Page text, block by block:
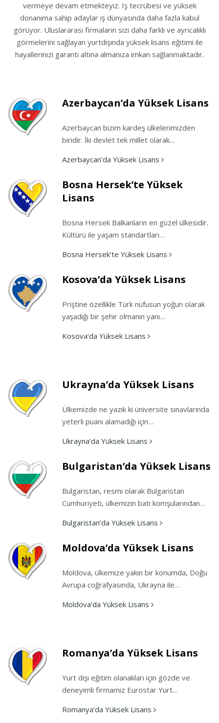
vermeye devam etmekteyiz. Iş tecrübesi ve yüksek
donanıma sahip adaylar iş dünyasında daha fazla kabul
görüyor. Uluslararası firmaların sizi daha farklı ve ayrıcalıklı
görmelerini sağlayan yurtdışında yüksek lisans eğitimi ile
hayallerinizi garanti altına almanıza imkan sağlanmaktadır.
Azerbaycan’da Yüksek Lisans
Azerbaycan bizim kardeş ülkelerimizden
biridir. İki devlet tek millet olarak…
Azerbaycan’da Yüksek Lisans
Bosna Hersek’te Yüksek
Lisans
Bosna Hersek Balkanların en güzel ülkesidir.
Kültürü ile yaşam standartları…
Bosna Hersek’te Yüksek Lisans
Kosova’da Yüksek Lisans
Priştine özellikle Türk nüfusun yoğun olarak
yaşadığı bir şehir olmanın yanı…
Kosova’da Yüksek Lisans
Ukrayna’da Yüksek Lisans
Ülkemizde ne yazık ki üniversite sınavlarında
yeterli puanı alamadığı için…
Ukrayna’da Yüksek Lisans
Bulgaristan’da Yüksek Lisans
Bulgaristan, resmi olarak Bulgaristan
Cumhuriyeti, ülkemizin batı komşularından…
Bulgaristan’da Yüksek Lisans
Moldova’da Yüksek Lisans
Moldova, ülkemize yakın bir konumda, Doğu
Avrupa coğrafyasında, Ukrayna ile…
Moldova’da Yüksek Lisans
Romanya’da Yüksek Lisans
Yurt dışı eğitim olanakları için gözde ve
deneyimli firmamız Eurostar Yurt…
Romanya’da Yüksek Lisans